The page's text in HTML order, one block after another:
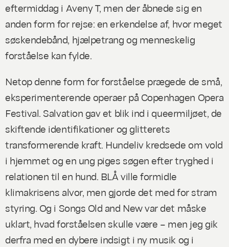
eftermiddag i Aveny T, men der åbnede sig en
anden form for rejse: en erkendelse af, hvor meget
søskendebånd, hjælpetrang og menneskelig
forståelse kan fylde.
Netop denne form for forståelse prægede de små,
eksperimenterende operaer på Copenhagen Opera
Festival. Salvation gav et blik ind i queermiljøet, de
skiftende identifikationer og glitterets
transformerende kraft. Hundelivkredsede om vold
i hjemmet og en ung piges søgen efter tryghed i
relationen til en hund. BLÅville formidle
klimakrisens alvor, men gjorde det med for stram
styring. Og i Songs Old and Newvar det måske
uklart, hvad forståelsen skulle være – men jeg gik
derfra med en dybere indsigt i ny musik og i